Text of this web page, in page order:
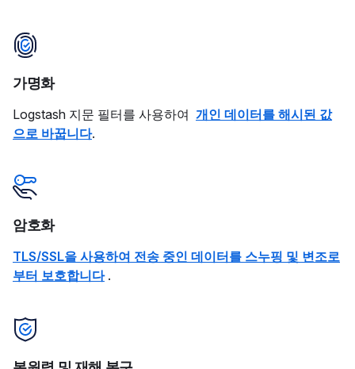
가명화
Logstash 지문 필터를 사용하여 개인 데이터를 해시된 값
으로 바꿉니다.
암호화
TLS/SSL을 사용하여 전송 중인 데이터를 스누핑 및 변조로
부터 보호합니다.